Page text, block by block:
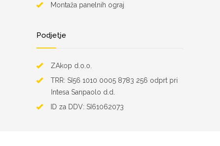
Montaža panelnih ograj
Podjetje
ZAkop d.o.o.
TRR: SI56 1010 0005 8783 256 odprt pri
Intesa Sanpaolo d.d.
ID za DDV: SI61062073